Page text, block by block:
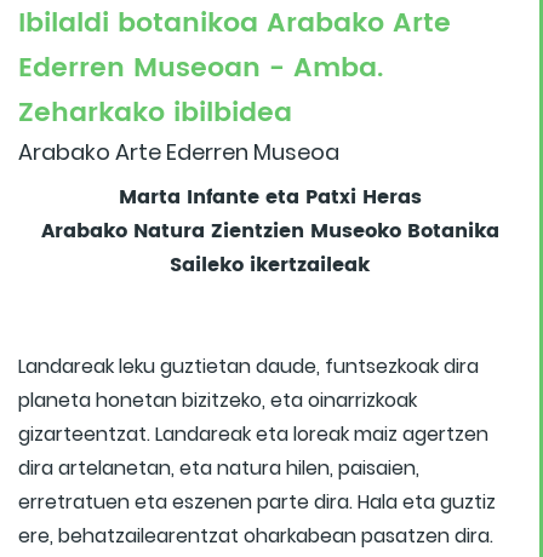
Ibilaldi botanikoa Arabako Arte
Ederren Museoan - Amba.
Zeharkako ibilbidea
Arabako Arte Ederren Museoa
Marta Infante eta Patxi Heras
Arabako Natura Zientzien Museoko Botanika
Saileko ikertzaileak
Landareak leku guztietan daude, funtsezkoak dira
planeta honetan bizitzeko, eta oinarrizkoak
gizarteentzat. Landareak eta loreak maiz agertzen
dira artelanetan, eta natura hilen, paisaien,
erretratuen eta eszenen parte dira. Hala eta guztiz
ere, behatzailearentzat oharkabean pasatzen dira.